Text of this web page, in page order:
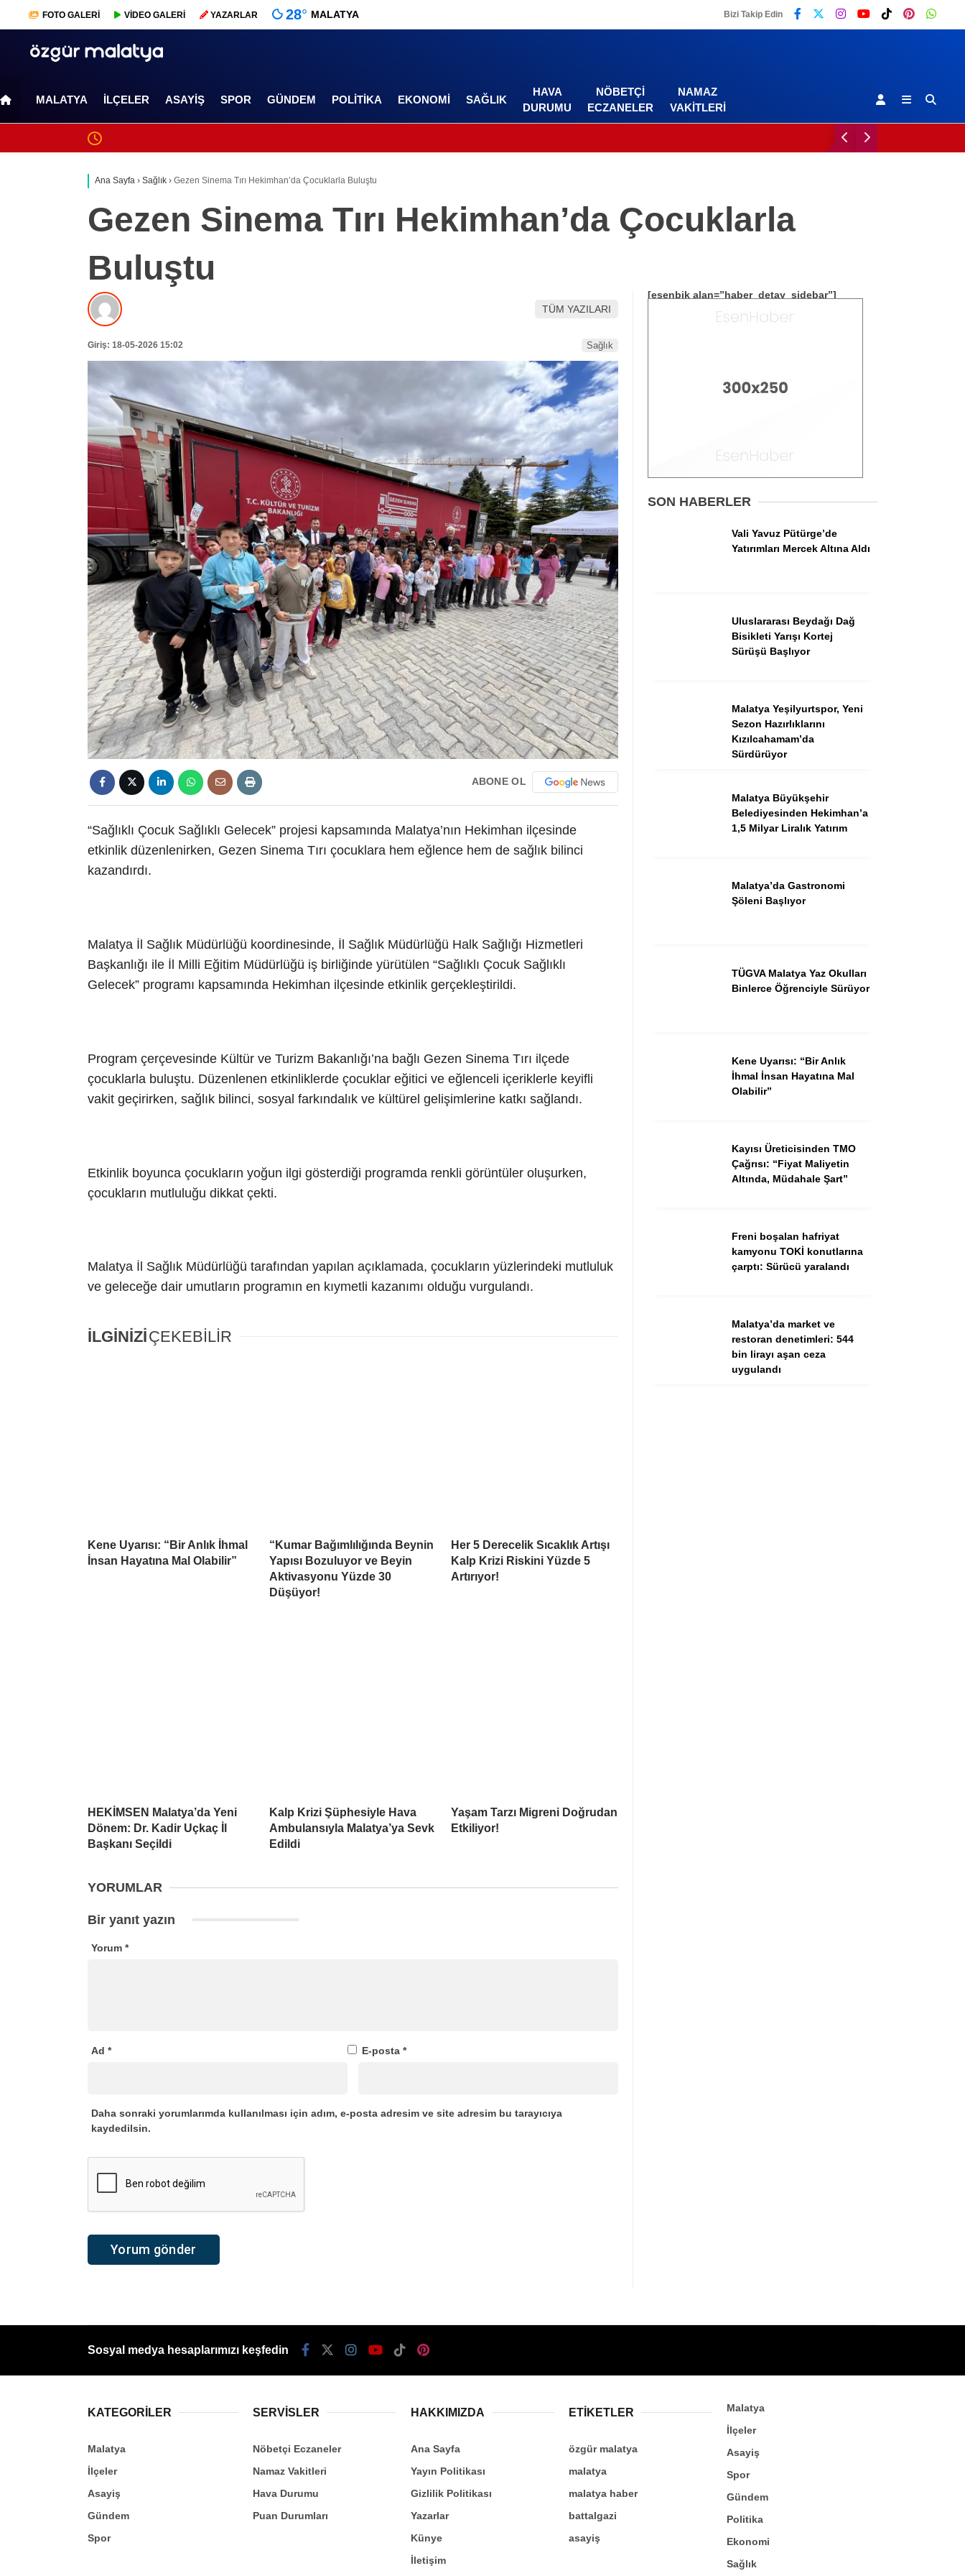
Malatya
Sağlık
FOTO GALERİ VİDEO GALERİ YAZARLAR 28° MALATYA Bizi Takip Edin
MALATYA İLÇELER ASAYIŞ SPOR GÜNDEM POLITIKA EKONOMI SAĞLIK
HAVA
DURUMU
NÖBETÇI
ECZANELER
NAMAZ
VAKITLERI
Ana Sayfa › Sağlık › Gezen Sinema Tırı Hekimhan’da Çocuklarla Buluştu
Gezen Sinema Tırı Hekimhan’da Çocuklarla
Buluştu
TÜM YAZILARI
Giriş: 18-05-2026 15:02 Sağlık
ABONE OL
“Sağlıklı Çocuk Sağlıklı Gelecek” projesi kapsamında Malatya’nın Hekimhan ilçesinde
etkinlik düzenlenirken, Gezen Sinema Tırı çocuklara hem eğlence hem de sağlık bilinci
kazandırdı.
Malatya İl Sağlık Müdürlüğü koordinesinde, İl Sağlık Müdürlüğü Halk Sağlığı Hizmetleri
Başkanlığı ile İl Milli Eğitim Müdürlüğü iş birliğinde yürütülen “Sağlıklı Çocuk Sağlıklı
Gelecek” programı kapsamında Hekimhan ilçesinde etkinlik gerçekleştirildi.
Program çerçevesinde Kültür ve Turizm Bakanlığı’na bağlı Gezen Sinema Tırı ilçede
çocuklarla buluştu. Düzenlenen etkinliklerde çocuklar eğitici ve eğlenceli içeriklerle keyifli
vakit geçirirken, sağlık bilinci, sosyal farkındalık ve kültürel gelişimlerine katkı sağlandı.
Etkinlik boyunca çocukların yoğun ilgi gösterdiği programda renkli görüntüler oluşurken,
çocukların mutluluğu dikkat çekti.
Malatya İl Sağlık Müdürlüğü tarafından yapılan açıklamada, çocukların yüzlerindeki mutluluk
ve geleceğe dair umutların programın en kıymetli kazanımı olduğu vurgulandı.
İLGİNİZİÇEKEBİLİR
Kene Uyarısı: “Bir Anlık İhmal
İnsan Hayatına Mal Olabilir”
“Kumar Bağımlılığında Beynin
Yapısı Bozuluyor ve Beyin
Aktivasyonu Yüzde 30
Düşüyor!
Her 5 Derecelik Sıcaklık Artışı
Kalp Krizi Riskini Yüzde 5
Artırıyor!
HEKİMSEN Malatya’da Yeni
Dönem: Dr. Kadir Uçkaç İl
Başkanı Seçildi
Kalp Krizi Şüphesiyle Hava
Ambulansıyla Malatya’ya Sevk
Edildi
Yaşam Tarzı Migreni Doğrudan
Etkiliyor!
YORUMLAR
Bir yanıt yazın
Yorum *
Ad * E-posta *
Daha sonraki yorumlarımda kullanılması için adım, e-posta adresim ve site adresim bu tarayıcıya
kaydedilsin.
[esenbik alan=”haber_detay_sidebar”]
SON HABERLER
Vali Yavuz Pütürge’de
Yatırımları Mercek Altına Aldı
Uluslararası Beydağı Dağ
Bisikleti Yarışı Kortej
Sürüşü Başlıyor
Malatya Yeşilyurtspor, Yeni
Sezon Hazırlıklarını
Kızılcahamam’da
Sürdürüyor
Malatya Büyükşehir
Belediyesinden Hekimhan’a
1,5 Milyar Liralık Yatırım
Malatya’da Gastronomi
Şöleni Başlıyor
TÜGVA Malatya Yaz Okulları
Binlerce Öğrenciyle Sürüyor
Kene Uyarısı: “Bir Anlık
İhmal İnsan Hayatına Mal
Olabilir”
Kayısı Üreticisinden TMO
Çağrısı: “Fiyat Maliyetin
Altında, Müdahale Şart”
Freni boşalan hafriyat
kamyonu TOKİ konutlarına
çarptı: Sürücü yaralandı
Malatya’da market ve
restoran denetimleri: 544
bin lirayı aşan ceza
uygulandı
Sosyal medya hesaplarımızı keşfedin
KATEGORİLER
Malatya
İlçeler
Asayiş
Gündem
Spor
SERVİSLER
Nöbetçi Eczaneler
Namaz Vakitleri
Hava Durumu
Puan Durumları
HAKKIMIZDA
Ana Sayfa
Yayın Politikası
Gizlilik Politikası
Yazarlar
Künye
İletişim
ETİKETLER
özgür malatya
malatya
malatya haber
battalgazi
asayiş
Malatya
İlçeler
Asayiş
Spor
Gündem
Politika
Ekonomi
Sağlık